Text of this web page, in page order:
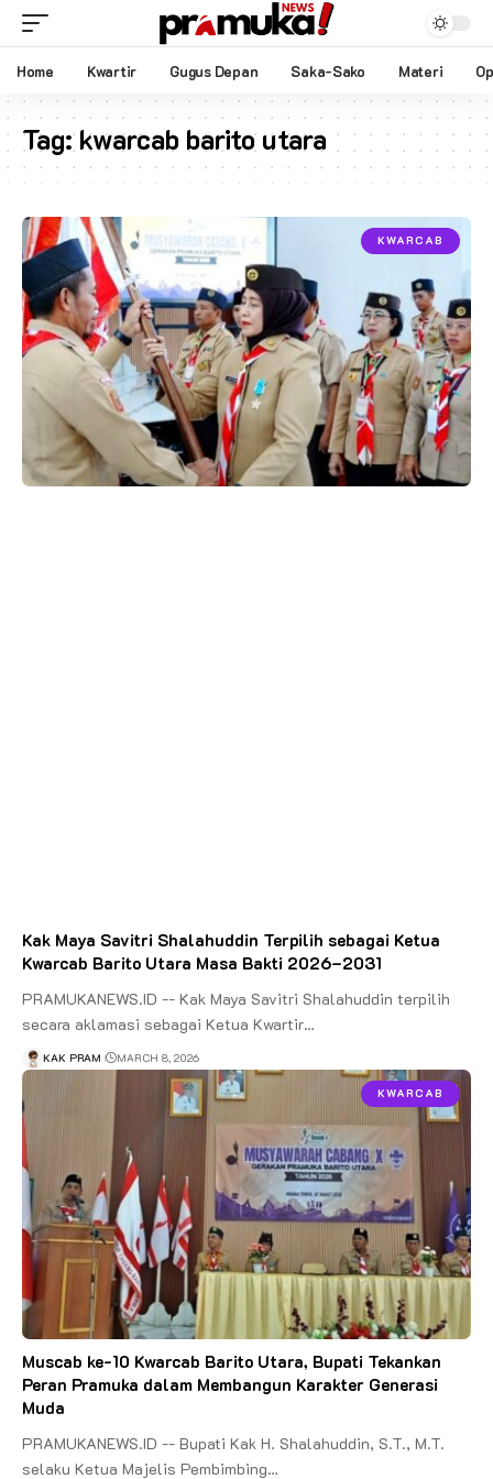
Home Kwartir Gugus Depan Saka-Sako Materi
Tag:kwarcab barito utara
KWARCAB
Kak Maya Savitri Shalahuddin Terpilih sebagai Ketua
Kwarcab Barito Utara Masa Bakti 2026–2031
PRAMUKANEWS.ID -- Kak Maya Savitri Shalahuddin terpilih
secara aklamasi sebagai Ketua Kwartir…
KAK PRAM MARCH 8, 2026
KWARCAB
Muscab ke-10 Kwarcab Barito Utara, Bupati Tekankan
Peran Pramuka dalam Membangun Karakter Generasi
Muda
PRAMUKANEWS.ID -- Bupati Kak H. Shalahuddin, S.T., M.T.
selaku Ketua Majelis Pembimbing…